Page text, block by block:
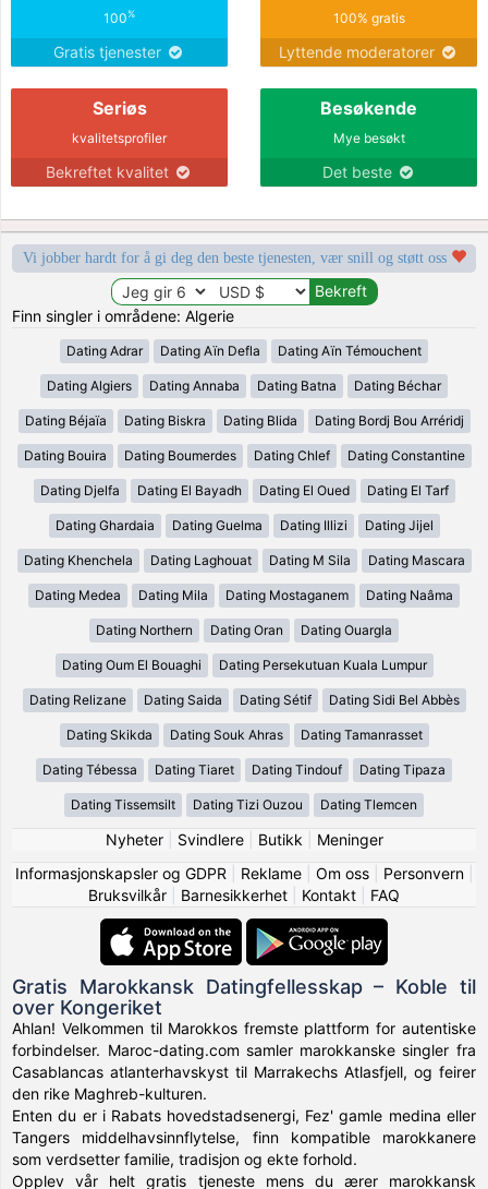
100%
Gratis tjenester
100% gratis
Lyttende moderatorer
Seriøs
kvalitetsprofiler
Bekreftet kvalitet
Besøkende
Mye besøkt
Det beste
Vi jobber hardt for å gi deg den beste tjenesten, vær snill og støtt oss
Finn singler i områdene: Algerie
Dating Adrar Dating Aïn Defla Dating Aïn Témouchent
Dating Algiers Dating Annaba Dating Batna Dating Béchar
Dating Béjaïa Dating Biskra Dating Blida Dating Bordj Bou Arréridj
Dating Bouira Dating Boumerdes Dating Chlef Dating Constantine
Dating Djelfa Dating El Bayadh Dating El Oued Dating El Tarf
Dating Ghardaia Dating Guelma Dating Illizi Dating Jijel
Dating Khenchela Dating Laghouat Dating M Sila Dating Mascara
Dating Medea Dating Mila Dating Mostaganem Dating Naâma
Dating Northern Dating Oran Dating Ouargla
Dating Oum El Bouaghi Dating Persekutuan Kuala Lumpur
Dating Relizane Dating Saida Dating Sétif Dating Sidi Bel Abbès
Dating Skikda Dating Souk Ahras Dating Tamanrasset
Dating Tébessa Dating Tiaret Dating Tindouf Dating Tipaza
Dating Tissemsilt Dating Tizi Ouzou Dating Tlemcen
Nyheter| Svindlere| Butikk
Meninger
Informasjonskapsler og GDPR
Reklame| Om oss| Personvern|
Bruksvilkår
Barnesikkerhet Kontakt FAQ
Gratis Marokkansk Datingfellesskap – Koble til
over Kongeriket
Ahlan! Velkommen til Marokkos fremste plattform for autentiske
forbindelser. Maroc-dating.com samler marokkanske singler fra
Casablancas atlanterhavskyst til Marrakechs Atlasfjell, og feirer
den rike Maghreb-kulturen.
Enten du er i Rabats hovedstadsenergi, Fez' gamle medina eller
Tangers middelhavsinnflytelse, finn kompatible marokkanere
som verdsetter familie, tradisjon og ekte forhold.
Opplev vår helt gratis tjeneste mens du ærer marokkansk